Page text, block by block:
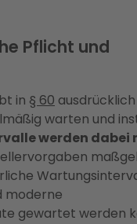
Pflicht und
in § 60
warten und
werden dabei
moderne
gewartet werden